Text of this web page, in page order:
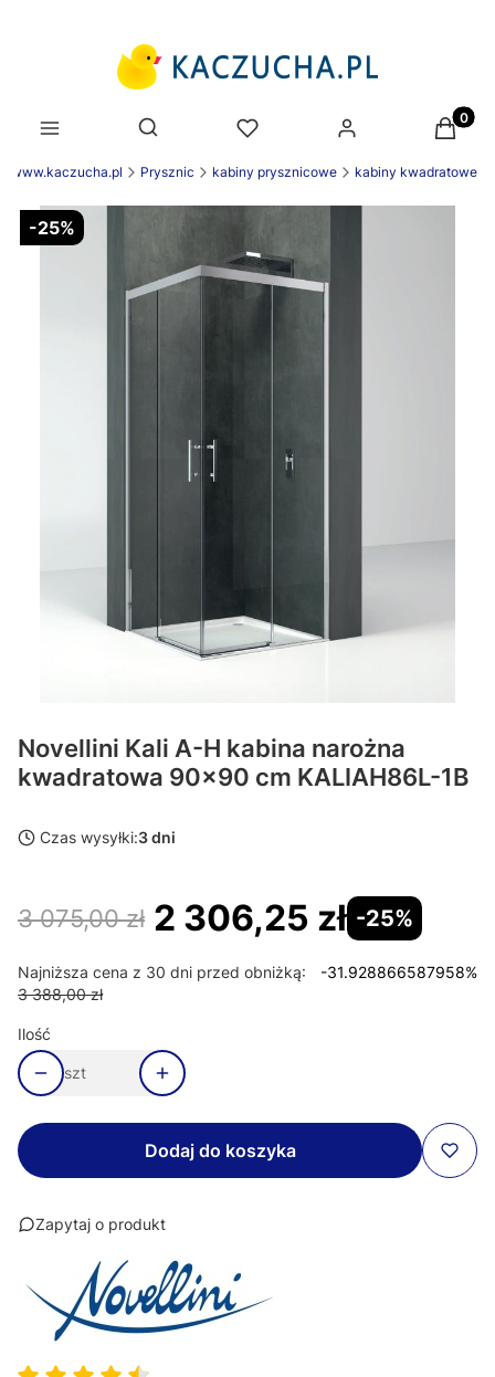
Otwórz wyszukiwarkę
www.kaczucha.pl Prysznic kabiny prysznicowe kabiny kwadratowe
-25%
Novellini Kali A-H kabina narożna
kwadratowa 90x90 cm KALIAH86L-1B
Czas wysyłki:3 dni
3 075,00 zł 2 306,25 zł -25%
Najniższa cena z 30 dni przed obniżką:
3 388,00 zł
-31.928866587958%
Ilość
szt
Dodaj do koszyka
Zapytaj o produkt